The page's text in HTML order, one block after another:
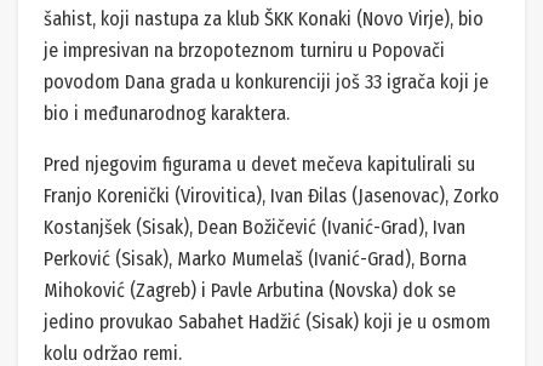
šahist, koji nastupa za klub ŠKK Konaki (Novo Virje), bio
je impresivan na brzopoteznom turniru u Popovači
povodom Dana grada u konkurenciji još 33 igrača koji je
bio i međunarodnog karaktera.
Pred njegovim figurama u devet mečeva kapitulirali su
Franjo Korenički (Virovitica), Ivan Đilas (Jasenovac), Zorko
Kostanjšek (Sisak), Dean Božičević (Ivanić-Grad), Ivan
Perković (Sisak), Marko Mumelaš (Ivanić-Grad), Borna
Mihoković (Zagreb) i Pavle Arbutina (Novska) dok se
jedino provukao Sabahet Hadžić (Sisak) koji je u osmom
kolu održao remi.